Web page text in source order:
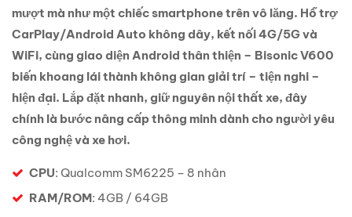
mượt mà như một chiếc smartphone trên vô lăng. Hỗ trợ
CarPlay/Android Auto không dây, kết nối 4G/5G và
WiFi, cùng giao diện Android thân thiện – Bisonic V600
biến khoang lái thành không gian giải trí – tiện nghi –
hiện đại. Lắp đặt nhanh, giữ nguyên nội thất xe, đây
chính là bước nâng cấp thông minh dành cho người yêu
công nghệ và xe hơi.
CPU: Qualcomm SM6225 – 8 nhân
RAM/ROM: 4GB / 64GB